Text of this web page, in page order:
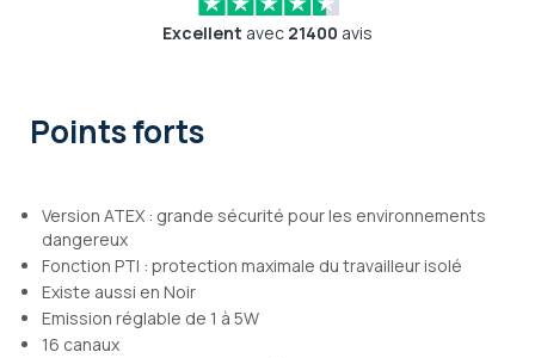
Excellent avec 21400 avis
Points forts
Version ATEX : grande sécurité pour les environnements
dangereux
Fonction PTI : protection maximale du travailleur isolé
Existe aussi en Noir
Emission réglable de 1 à 5W
16 canaux